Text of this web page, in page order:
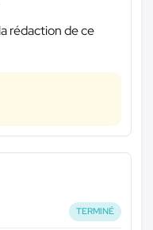
rédaction de ce
TERMINÉ